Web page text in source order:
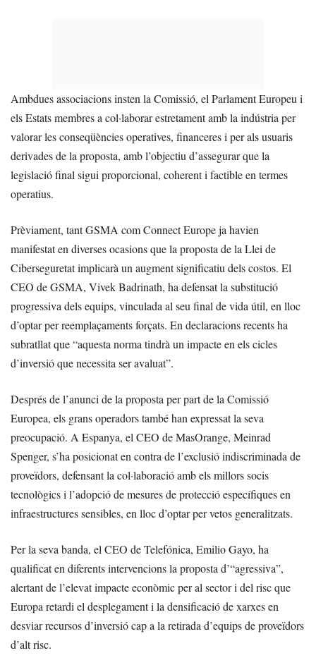
Ambdues associacions insten la Comissió, el Parlament Europeu i
els Estats membres a col·laborar estretament amb la indústria per
valorar les conseqüències operatives, financeres i per als usuaris
derivades de la proposta, amb l’objectiu d’assegurar que la
legislació final sigui proporcional, coherent i factible en termes
operatius.
Prèviament, tant GSMA com Connect Europe ja havien
manifestat en diverses ocasions que la proposta de la Llei de
Ciberseguretat implicarà un augment significatiu dels costos. El
CEO de GSMA, Vivek Badrinath, ha defensat la substitució
progressiva dels equips, vinculada al seu final de vida útil, en lloc
d’optar per reemplaçaments forçats. En declaracions recents ha
subratllat que “aquesta norma tindrà un impacte en els cicles
d’inversió que necessita ser avaluat”.
Després de l’anunci de la proposta per part de la Comissió
Europea, els grans operadors també han expressat la seva
preocupació. A Espanya, el CEO de MasOrange, Meinrad
Spenger, s’ha posicionat en contra de l’exclusió indiscriminada de
proveïdors, defensant la col·laboració amb els millors socis
tecnològics i l’adopció de mesures de protecció específiques en
infraestructures sensibles, en lloc d’optar per vetos generalitzats.
Per la seva banda, el CEO de Telefónica, Emilio Gayo, ha
qualificat en diferents intervencions la proposta d’“agressiva”,
alertant de l’elevat impacte econòmic per al sector i del risc que
Europa retardi el desplegament i la densificació de xarxes en
desviar recursos d’inversió cap a la retirada d’equips de proveïdors
d’alt risc.